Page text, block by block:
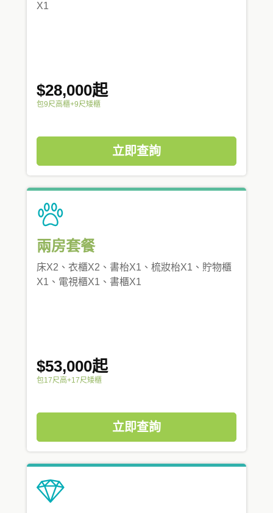
X1
$28,000起
包9尺高櫃+9尺矮櫃
立即查詢
兩房套餐
床X2、衣櫃X2、書枱X1、梳妝枱X1、貯物櫃
X1、電視櫃X1、書櫃X1
$53,000起
包17尺高+17尺矮櫃
立即查詢